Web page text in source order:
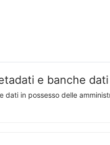
e banche dati
dati in possesso delle